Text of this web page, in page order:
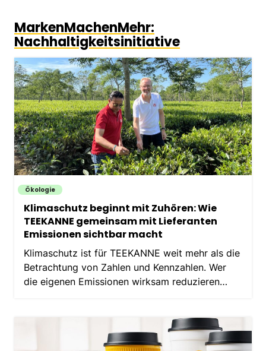
MarkenMachenMehr:
Nachhaltigkeitsinitiative
Ökologie
Klimaschutz beginnt mit Zuhören: Wie
TEEKANNE gemeinsam mit Lieferanten
Emissionen sichtbar macht
Klimaschutz ist für TEEKANNE weit mehr als die
Betrachtung von Zahlen und Kennzahlen. Wer
die eigenen Emissionen wirksam reduzieren